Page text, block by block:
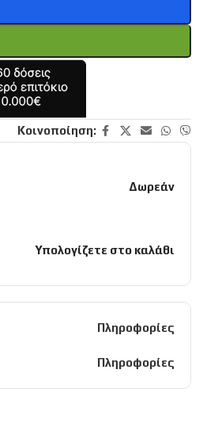
Κοινοποίηση:
Δωρεάν
Υπολογίζετε στο καλάθι
Πληροφορίες
Πληροφορίες